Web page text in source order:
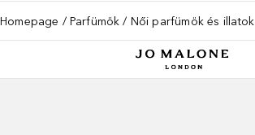
Homepage Parfümök Női parfümök és illatok